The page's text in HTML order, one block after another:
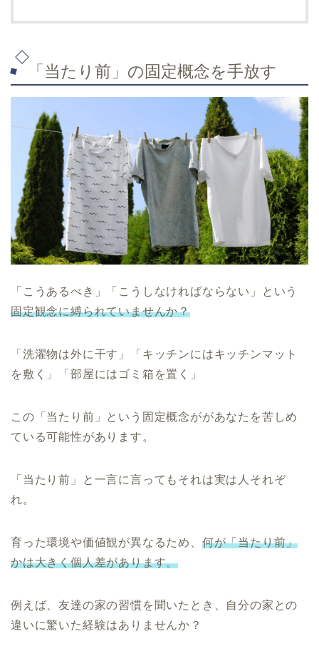
「当たり前」の固定概念を手放す
「こうあるべき」「こうしなければならない」という
固定観念に縛られていませんか？
「洗濯物は外に干す」「キッチンにはキッチンマット
を敷く」「部屋にはゴミ箱を置く」
この「当たり前」という固定概念ががあなたを苦しめ
ている可能性があります。
「当たり前」と一言に言ってもそれは実は人それぞ
れ。
育った環境や価値観が異なるため、 何が「当たり前」
かは大きく個人差があります。
例えば、友達の家の習慣を聞いたとき、自分の家との
違いに驚いた経験はありませんか？